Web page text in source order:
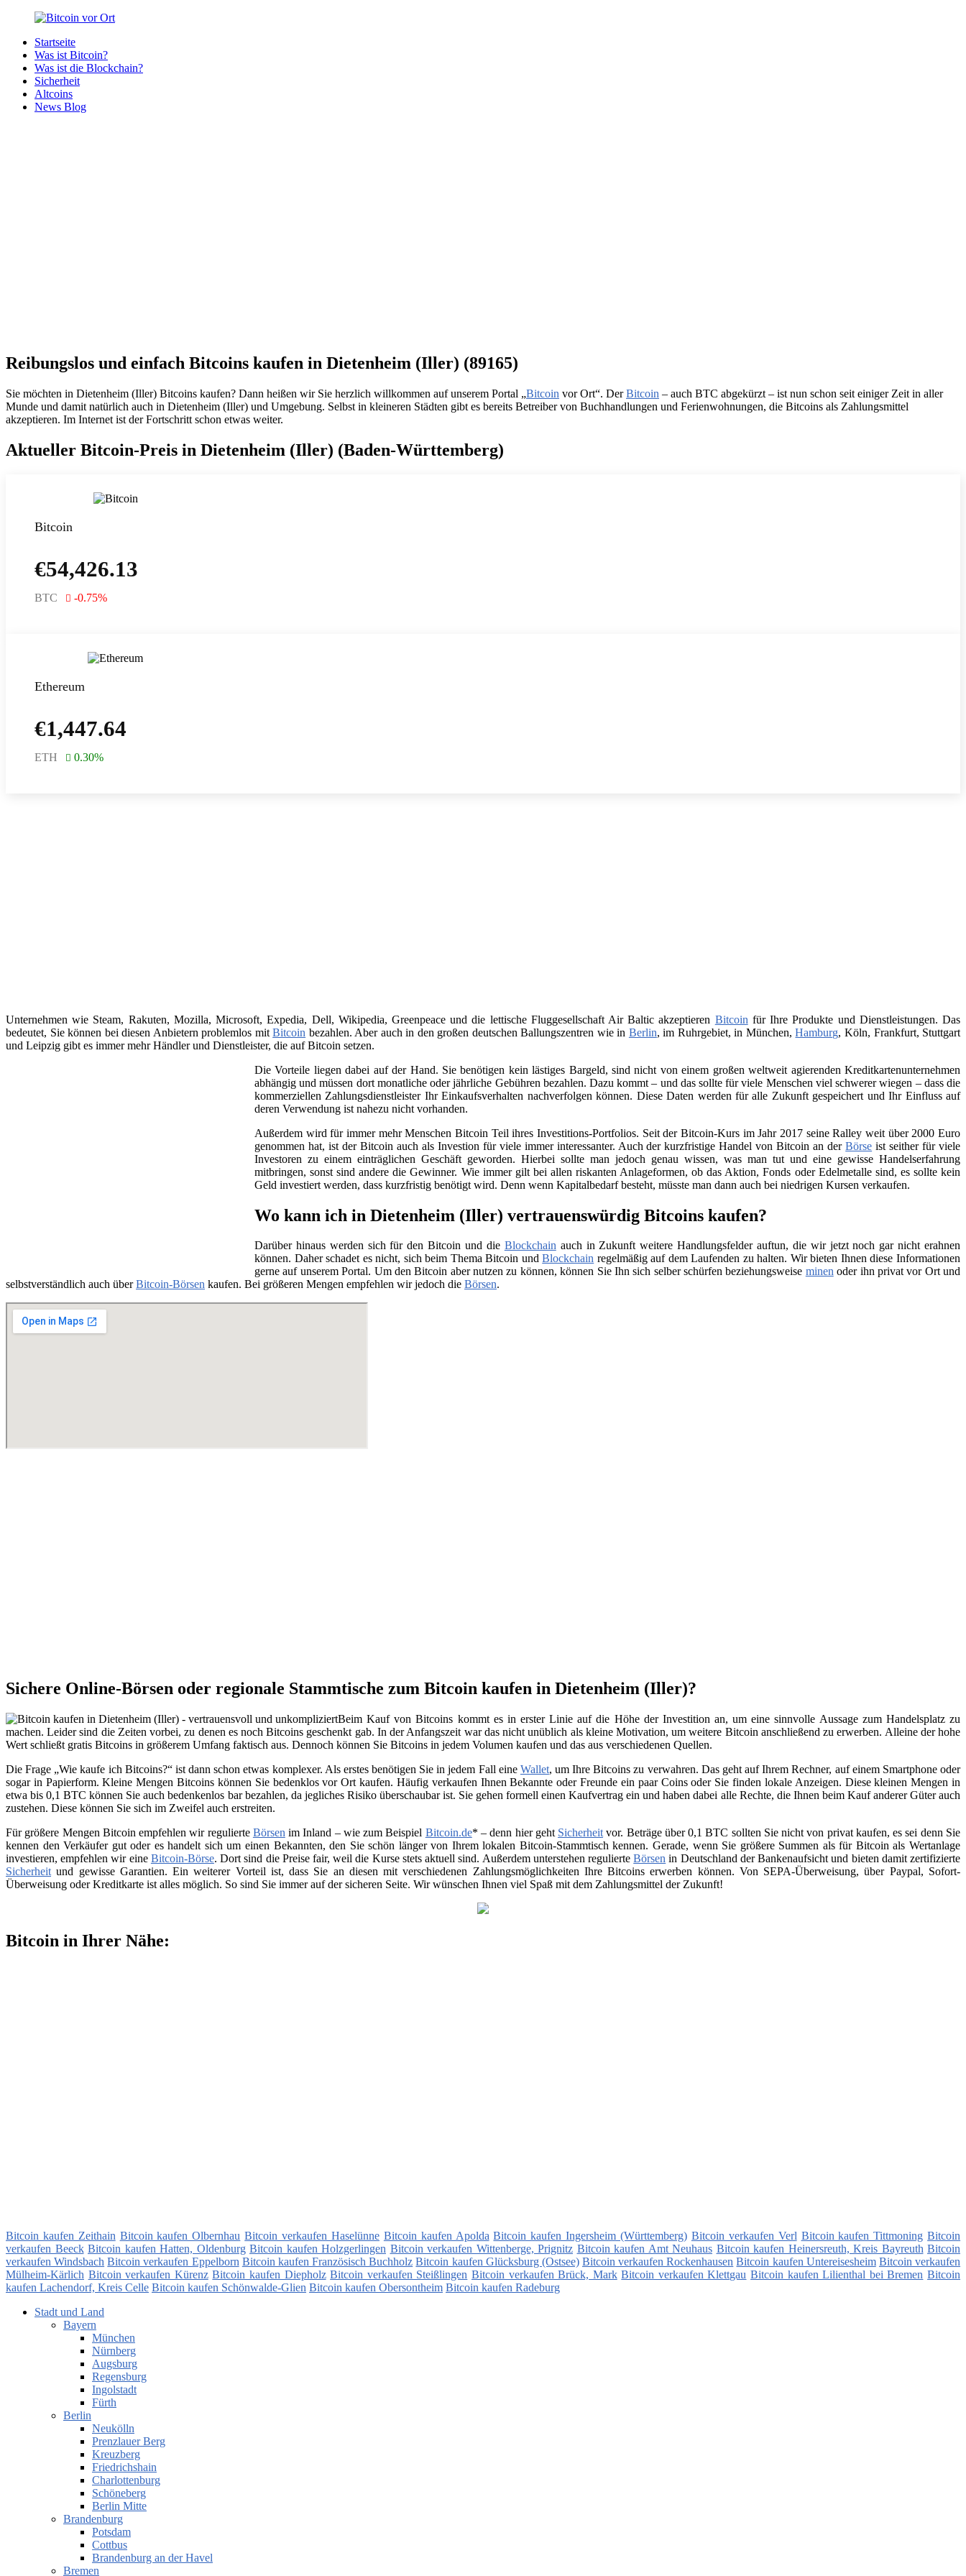
Zurück
Inhalt
Bitcoin
Bitcoins
deiner
Region
Startseite
Was ist Bitcoin?
Was ist die Blockchain?
Sicherheit
Altcoins
News Blog
Reibungslos und einfach Bitcoins kaufen in Dietenheim (Iller) (89165)
Sie möchten in Dietenheim (Iller) Bitcoins kaufen? Dann heißen wir Sie herzlich willkommen auf unserem Portal „Bitcoin vor Ort“. DerBitcoin – auch BTC abgekürzt – ist nun schon seit einiger Zeit in aller
Munde und damit natürlich auch in Dietenheim (Iller) und Umgebung. Selbst in kleineren Städten gibt es bereits Betreiber von Buchhandlungen und Ferienwohnungen, die Bitcoins als Zahlungsmittel
akzeptieren. Im Internet ist der Fortschritt schon etwas weiter.
Aktueller Bitcoin-Preis in Dietenheim (Iller) (Baden-Württemberg)
Bitcoin
€54,426.13
BTC -0.75%
Ethereum
€1,447.64
ETH 0.30%
Unternehmen wie Steam, Rakuten, Mozilla, Microsoft, Expedia, Dell, Wikipedia, Greenpeace und die lettische Fluggesellschaft Air Baltic akzeptieren Bitcoin für Ihre Produkte und Dienstleistungen. Das
bedeutet, Sie können bei diesen Anbietern problemlos mitBitcoin bezahlen. Aber auch in den großen deutschen Ballungszentren wie in Berlin, im Ruhrgebiet, in München,Hamburg, Köln, Frankfurt, Stuttgart
und Leipzig gibt es immer mehr Händler und Dienstleister, die auf Bitcoin setzen.
Die Vorteile liegen dabei auf der Hand. Sie benötigen kein lästiges Bargeld, sind nicht von einem großen weltweit agierenden Kreditkartenunternehmen
abhängig und müssen dort monatliche oder jährliche Gebühren bezahlen. Dazu kommt – und das sollte für viele Menschen viel schwerer wiegen – dass die
kommerziellen Zahlungsdienstleister Ihr Einkaufsverhalten nachverfolgen können. Diese Daten werden für alle Zukunft gespeichert und Ihr Einfluss auf
deren Verwendung ist nahezu nicht vorhanden.
Außerdem wird für immer mehr Menschen Bitcoin Teil ihres Investitions-Portfolios. Seit der Bitcoin-Kurs im Jahr 2017 seine Ralley weit über 2000 Euro
genommen hat, ist der Bitcoin auch als Investion für viele immer interessanter. Auch der kurzfristige Handel von Bitcoin an derBörse ist seither für viele
Investoren zu einem einträglichen Geschäft geworden. Hierbei sollte man jedoch genau wissen, was man tut und eine gewisse Handelserfahrung
mitbringen, sonst sind andere die Gewinner. Wie immer gilt bei allen riskanten Anlageformen, ob das Aktion, Fonds oder Edelmetalle sind, es sollte kein
Geld investiert werden, dass kurzfristig benötigt wird. Denn wenn Kapitalbedarf besteht, müsste man dann auch bei niedrigen Kursen verkaufen.
Wo kann ich in Dietenheim (Iller) vertrauenswürdig Bitcoins kaufen?
Darüber hinaus werden sich für den Bitcoin und die Blockchainauch in Zukunft weitere Handlungsfelder auftun, die wir jetzt noch gar nicht erahnen
können. Daher schadet es nicht, sich beim Thema Bitcoin undBlockchain regelmäßig auf dem Laufenden zu halten. Wir bieten Ihnen diese Informationen
gerne auf unserem Portal. Um den Bitcoin aber nutzen zu können, können Sie Ihn sich selber schürfen beziehungsweise minenoder ihn privat vor Ort und
selbstverständlich auch überBitcoin-Börsen kaufen. Bei größeren Mengen empfehlen wir jedoch die Börsen.
Sichere Online-Börsen oder regionale Stammtische zum Bitcoin kaufen in Dietenheim (Iller)?
Beim Kauf von Bitcoins kommt es in erster Linie auf die Höhe der Investition an, um eine sinnvolle Aussage zum Handelsplatz zu
machen. Leider sind die Zeiten vorbei, zu denen es noch Bitcoins geschenkt gab. In der Anfangszeit war das nicht unüblich als kleine Motivation, um weitere Bitcoin anschließend zu erwerben. Alleine der hohe
Wert schließt gratis Bitcoins in größerem Umfang faktisch aus. Dennoch können Sie Bitcoins in jedem Volumen kaufen und das aus verschiedenen Quellen.
Die Frage „Wie kaufe ich Bitcoins?“ ist dann schon etwas komplexer. Als erstes benötigen Sie in jedem Fall eine Wallet, um Ihre Bitcoins zu verwahren. Das geht auf Ihrem Rechner, auf einem Smartphone oder
sogar in Papierform. Kleine Mengen Bitcoins können Sie bedenklos vor Ort kaufen. Häufig verkaufen Ihnen Bekannte oder Freunde ein paar Coins oder Sie finden lokale Anzeigen. Diese kleinen Mengen in
etwa bis 0,1 BTC können Sie auch bedenkenlos bar bezahlen, da jegliches Risiko überschaubar ist. Sie gehen formell einen Kaufvertrag ein und haben dabei alle Rechte, die Ihnen beim Kauf anderer Güter auch
zustehen. Diese können Sie sich im Zweifel auch erstreiten.
Für größere Mengen Bitcoin empfehlen wir regulierte Börsen im Inland – wie zum Beispiel Bitcoin.de* – denn hier geht Sicherheit vor. Beträge über 0,1 BTC sollten Sie nicht von privat kaufen, es sei denn Sie
kennen den Verkäufer gut oder es handelt sich um einen Bekannten, den Sie schön länger von Ihrem lokalen Bitcoin-Stammtisch kennen. Gerade, wenn Sie größere Summen als für Bitcoin als Wertanlage
investieren, empfehlen wir eine Bitcoin-Börse. Dort sind die Preise fair, weil die Kurse stets aktuell sind. Außerdem unterstehen regulierteBörsen in Deutschland der Bankenaufsicht und bieten damit zertifizierte
Sicherheit und gewisse Garantien. Ein weiterer Vorteil ist, dass Sie an diesen mit verschiedenen Zahlungsmöglichkeiten Ihre Bitcoins erwerben können. Von SEPA-Überweisung, über Paypal, Sofort-
Überweisung oder Kreditkarte ist alles möglich. So sind Sie immer auf der sicheren Seite. Wir wünschen Ihnen viel Spaß mit dem Zahlungsmittel der Zukunft!
Bitcoin in Ihrer Nähe:
Bitcoin kaufen Zeithain Bitcoin kaufen Olbernhau Bitcoin verkaufen Haselünne Bitcoin kaufen Apolda Bitcoin kaufen Ingersheim (Württemberg) Bitcoin verkaufen Verl Bitcoin kaufen Tittmoning Bitcoin
verkaufen Beeck Bitcoin kaufen Hatten, Oldenburg Bitcoin kaufen Holzgerlingen Bitcoin verkaufen Wittenberge, Prignitz Bitcoin kaufen Amt Neuhaus Bitcoin kaufen Heinersreuth, Kreis Bayreuth Bitcoin
verkaufen Windsbach Bitcoin verkaufen Eppelborn Bitcoin kaufen Französisch Buchholz Bitcoin kaufen Glücksburg (Ostsee) Bitcoin verkaufen Rockenhausen Bitcoin kaufen Untereisesheim Bitcoin verkaufen
Mülheim-Kärlich Bitcoin verkaufen Kürenz Bitcoin kaufen Diepholz Bitcoin verkaufen Steißlingen Bitcoin verkaufen Brück, Mark Bitcoin verkaufen Klettgau Bitcoin kaufen Lilienthal bei Bremen Bitcoin
kaufen Lachendorf, Kreis Celle Bitcoin kaufen Schönwalde-Glien Bitcoin kaufen Obersontheim Bitcoin kaufen Radeburg
Stadt und Land
Bayern
München
Nürnberg
Augsburg
Regensburg
Ingolstadt
Fürth
Berlin
Neukölln
Prenzlauer Berg
Kreuzberg
Friedrichshain
Charlottenburg
Schöneberg
Berlin Mitte
Brandenburg
Potsdam
Cottbus
Brandenburg an der Havel
Bremen